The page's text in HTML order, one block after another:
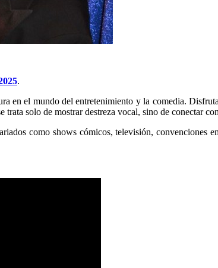
.
en el mundo del entretenimiento y la comedia.
solo de mostrar destreza vocal, sino de conectar
como shows cómicos, televisión, convenciones